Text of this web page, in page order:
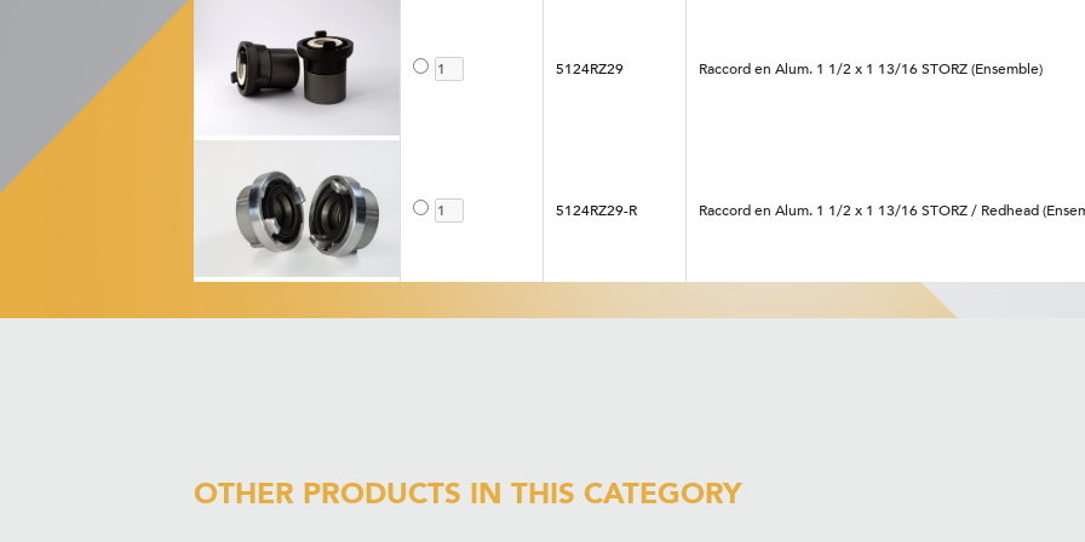
5124RZ29 Raccord en Alum. 1 1/2 x 1 13/16 STORZ (Ensemble)
5124RZ29-R Raccord en Alum. 1 1/2 x 1 13/16 STORZ / Redhead
OTHER PRODUCTS IN THIS CATEGORY